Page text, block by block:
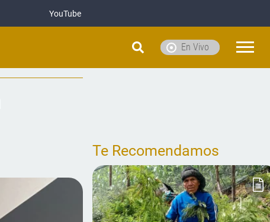
YouTube
En Vivo
Te Recomendamos